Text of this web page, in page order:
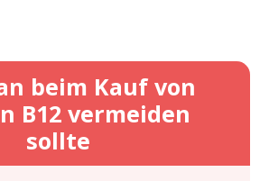
beim Kauf von
B12 vermeiden
sollte